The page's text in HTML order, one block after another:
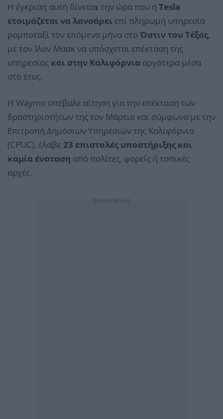
Η έγκριση αυτή δίνεταιτην ώρα που η Tesla
ετοιμάζεται να λανσάρει επί πληρωμή υπηρεσία
ρομποταξί τον επόμενο μήνα στο Όστιν του Τέξας,
με τον Ίλον Μασκ να υπόσχεται επέκταση της
υπηρεσίας και στην Καλιφόρνια αργότερα μέσα
στο έτος.
Η Waymo υπέβαλε αίτηση για την επέκταση των
δραστηριοτήτων της τον Μάρτιο και σύμφωνα με την
Επιτροπή Δημόσιων Υπηρεσιών της Καλιφόρνια
(CPUC), έλαβε 23 επιστολές υποστήριξης και
καμία ένσταση από πολίτες, φορείς ή τοπικές
αρχές.